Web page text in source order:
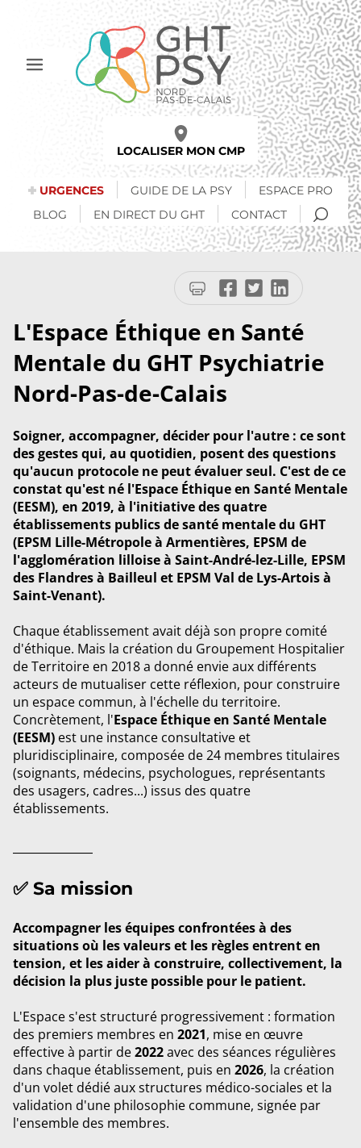
principal
Afficher
LOCALISER MON CMP
URGENCES GUIDE DE LA PSY
ESPACE PRO
BLOG
EN DIRECT DU GHT CONTACT
L'Espace Éthique en Santé
Mentale du GHT Psychiatrie
Nord-Pas-de-Calais
Soigner, accompagner, décider pour l'autre : ce sont
des gestes qui, au quotidien, posent des questions
qu'aucun protocole ne peut évaluer seul. C'est de ce
constat qu'est né l'Espace Éthique en Santé Mentale
(EESM), en 2019, à l'initiative des quatre
établissements publics de santé mentale du GHT
(EPSM Lille-Métropole à Armentières, EPSM de
l'agglomération lilloise à Saint-André-lez-Lille, EPSM
des Flandres à Bailleul et EPSM Val de Lys-Artois à
Saint-Venant).
Chaque établissement avait déjà son propre comité
d'éthique. Mais la création du Groupement Hospitalier
de Territoire en 2018 a donné envie aux différents
acteurs de mutualiser cette réflexion, pour construire
un espace commun, à l'échelle du territoire.
Concrètement, l'Espace Éthique en Santé Mentale
(EESM) est une instance consultative et
pluridisciplinaire, composée de 24 membres titulaires
(soignants, médecins, psychologues, représentants
des usagers, cadres...) issus des quatre
établissements.
✅ Sa mission
Accompagner les équipes confrontées à des
situations où les valeurs et les règles entrent en
tension, et les aider à construire, collectivement, la
décision la plus juste possible pour le patient.
L'Espace s'est structuré progressivement : formation
des premiers membres en 2021, mise en œuvre
effective à partir de2022avec des séances régulières
dans chaque établissement, puis en 2026, la création
d'un volet dédié aux structures médico-sociales et la
validation d'une philosophie commune, signée par
l'ensemble des membres.
Imprimer
la
page
Partager
sur
Facebook
Partager
sur
Twitter
Partager
sur
LinkedIn